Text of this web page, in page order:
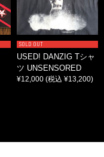
SOLD OUT
USED! DANZIG Tシャ
ツ UNSENSORED
¥12,000 (税込 ¥13,200)